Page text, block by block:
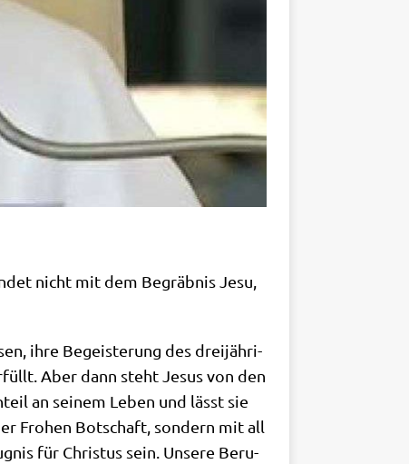
nicht mit dem Begräb­nis Jesu,
ihre Begei­ste­rung des drei­jäh­ri­
Aber dann steht Jesus von den
an sei­nem Leben und lässt sie
Fro­hen Bot­schaft, son­dern mit all
für Chri­stus sein. Unse­re Beru­